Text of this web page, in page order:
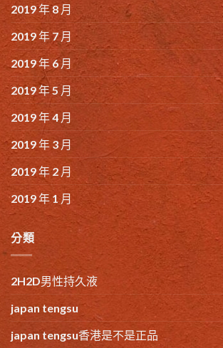
2019 年 8 月
2019 年 7 月
2019 年 6 月
2019 年 5 月
2019 年 4 月
2019 年 3 月
2019 年 2 月
2019 年 1 月
分類
2H2D男性持久液
japan tengsu
japan tengsu香港是不是正品